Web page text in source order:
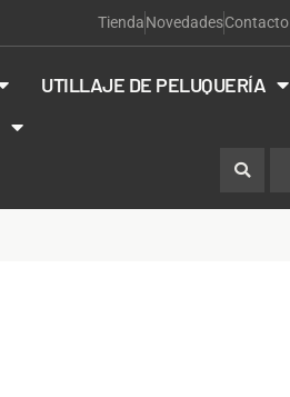
TiendaNovedadesContacto
UTILLAJE DE PELUQUERÍA